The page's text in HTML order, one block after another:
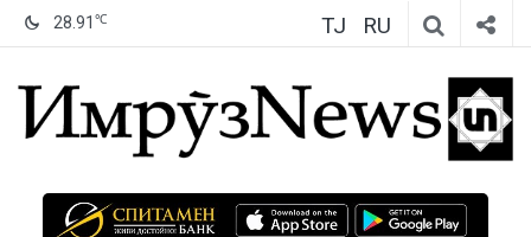
28.91 ℃ TJ RU
ИмрӯзNews